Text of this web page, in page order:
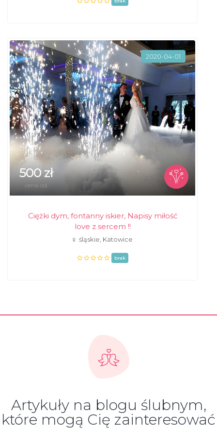
2020-04-01
500 zł
cena od
Ciężki dym, fontanny iskier, Napisy miłość
love z sercem !!
śląskie, Katowice
brak
Artykuły na blogu ślubnym,
które mogą Cię zainteresować